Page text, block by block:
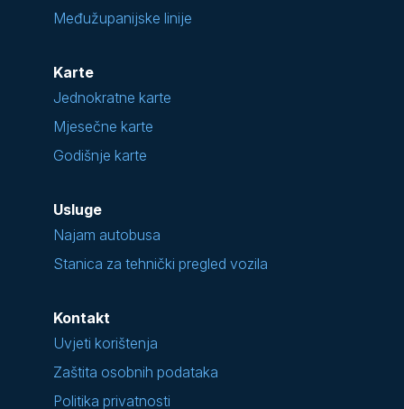
Međužupanijske linije
Karte
Jednokratne karte
Mjesečne karte
Godišnje karte
Usluge
Najam autobusa
Stanica za tehnički pregled vozila
Kontakt
Uvjeti korištenja
Zaštita osobnih podataka
Politika privatnosti